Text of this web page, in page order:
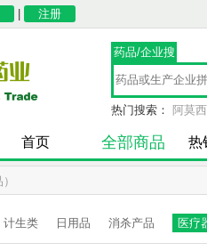
注册
药品/企业搜
索
热门搜索： 阿莫
首页 全部商品 热
计生类 日用品 消杀产品 医疗